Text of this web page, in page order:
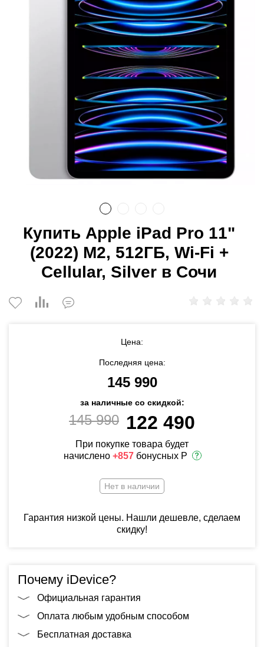
Купить Apple iPad Pro 11"
(2022) M2, 512ГБ, Wi-Fi +
Cellular, Silver в Сочи
Цена:
Последняя цена:
145 990
за наличные со скидкой:
145 990 122 490
При покупке товара будет
начислено +857 бонусных Р
Нет в наличии
Гарантия низкой цены. Нашли дешевле, сделаем
скидку!
Почему iDevice?
Официальная гарантия
Оплата любым удобным способом
Бесплатная доставка